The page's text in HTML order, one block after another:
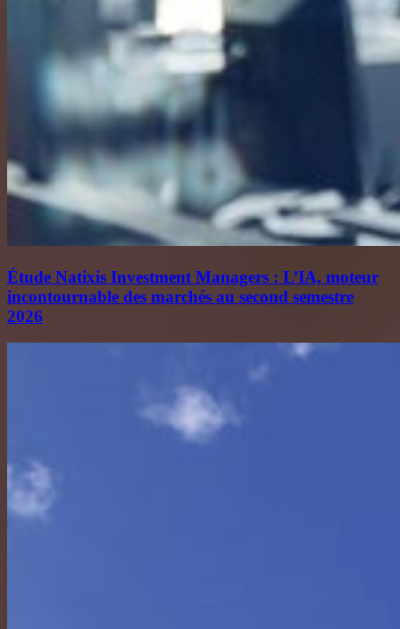
Étude Natixis Investment Managers : L’IA, moteur
incontournable des marchés au second semestre
2026